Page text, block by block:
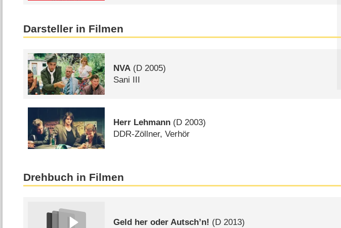
Darsteller in Filmen
NVA (D 2005)
Sani III
Herr Lehmann (D 2003)
DDR-Zöllner, Verhör
Drehbuch in Filmen
Geld her oder Autsch’n! (D 2013)